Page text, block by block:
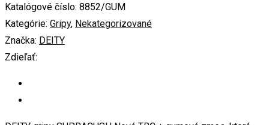
Katalógové číslo: 8852/GUM
Kategórie: Gripy, Nekategorizované
Značka: DEITY
Zdieľať: